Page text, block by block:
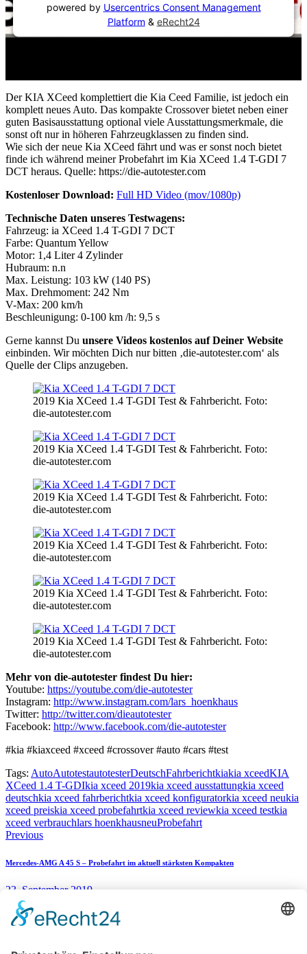
powered by Usercentrics Consent Management
Platform & eRecht24
Der KIA XCeed komplettiert die Kia Ceed Familie, ist jedoch ein
komplett neues Auto. Das kompakte Crossover bietet neben einer
guten Basisausstattung optional viele Ausstattungsmerkmale, die
sonst oft nur in höheren Fahrzeugklassen zu finden sind.
Wie sich der neue Kia XCeed fährt und was er sonst noch bietet
finde ich während meiner Probefahrt im Kia XCeed 1.4 T-GDI 7
DCT heraus. Quelle: https://die-autotester.com
Kostenloser Download: Full HD Video (mov/1080p)
Technische Daten unseres Testwagens:
Fahrzeug: ia XCeed 1.4 T-GDI 7 DCT
Farbe: Quantum Yellow
Motor: 1,4 Liter 4 Zylinder
Hubraum: n.n
Max. Leistung: 103 kW (140 PS)
Max. Drehmoment: 242 Nm
V-Max: 200 km/h
Beschleunigung: 0-100 km /h: 9,5 s
Gerne kannst Du unsere Videos kostenlos auf Deiner Website
einbinden. Wir möchten Dich nur bitten ‚die-autotester.com‘ als
Quelle der Clips anzugeben.
2019 Kia XCeed 1.4 T-GDI Test & Fahrbericht. Foto:
die-autotester.com
2019 Kia XCeed 1.4 T-GDI Test & Fahrbericht. Foto:
die-autotester.com
2019 Kia XCeed 1.4 T-GDI Test & Fahrbericht. Foto:
die-autotester.com
2019 Kia XCeed 1.4 T-GDI Test & Fahrbericht. Foto:
die-autotester.com
2019 Kia XCeed 1.4 T-GDI Test & Fahrbericht. Foto:
die-autotester.com
2019 Kia XCeed 1.4 T-GDI Test & Fahrbericht. Foto:
die-autotester.com
Mehr von die-autotester findest Du hier:
Youtube: https://youtube.com/die-autotester
Instagram: http://www.instagram.com/lars_hoenkhaus
Twitter: http://twitter.com/dieautotester
Facebook: http://www.facebook.com/die-autotester
#kia #kiaxceed #xceed #crossover #auto #cars #test
Tags: AutoAutotestautotesterDeutschFahrberichtkiakia xceedKIA
XCeed 1.4 T-GDIkia xceed 2019kia xceed ausstattungkia xceed
deutschkia xceed fahrberichtkia xceed konfiguratorkia xceed neukia
xceed preiskia xceed probefahrtkia xceed reviewkia xceed testkia
xceed verbrauchlars hoenkhausneuProbefahrt
Beitragsnavigation
Previous
Mercedes-AMG A 45 S – Probefahrt im aktuell stärksten Kompakten
23. September 2019
Next